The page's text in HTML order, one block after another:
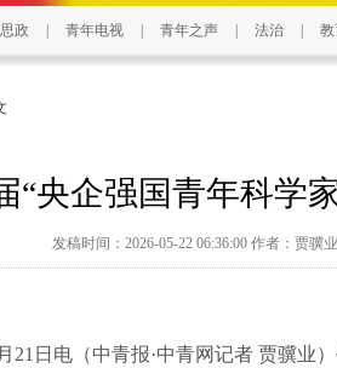
政 青年电视 青年之声 法治 教
“央企强国青年科学
发稿时间：2026-05-22 06:36:00 作者：贾骥
日电（中青报·中青网记者 贾骥业）